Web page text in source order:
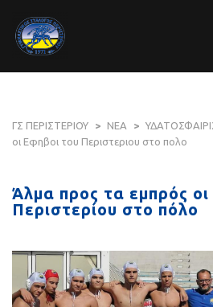
ΓΣ ΠΕΡΙΣΤΕΡΙΟΥ > ΝΕΑ >
οι Εφηβοι του Περιστεριου στο πολο
Άλμα προς τα εμπρός
Περιστερίου στο πόλο